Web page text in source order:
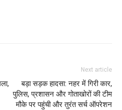
Next article
बड़ा सड़क हादसा: नहर में गिरी कार,
पुलिस, प्रशासन और गोताखोरों की टीम
मौके पर पहुंची और तुरंत सर्च ऑपरेशन